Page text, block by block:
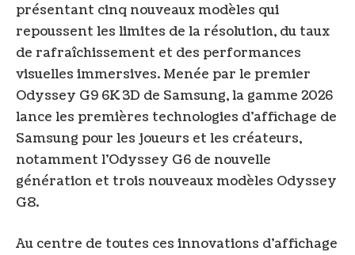
présentant cinq nouveaux modèles qui
repoussent les limites de la résolution, du taux
de rafraîchissement et des performances
visuelles immersives. Menée par le premier
Odyssey G9 6K 3D de Samsung, la gamme 2026
lance les premières technologies d’affichage de
Samsung pour les joueurs et les créateurs,
notamment l’Odyssey G6 de nouvelle
génération et trois nouveaux modèles Odyssey
G8.
Au centre de toutes ces innovations d’affichage